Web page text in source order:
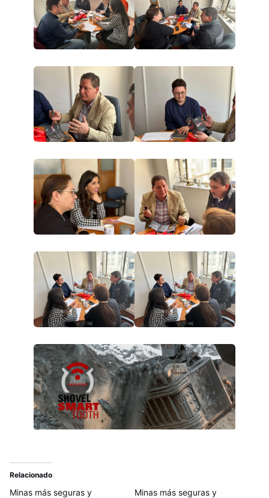
Relacionado
Minas más seguras y
Minas más seguras y